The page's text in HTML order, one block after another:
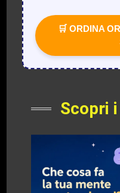
🛒 ORDINA
Scopri